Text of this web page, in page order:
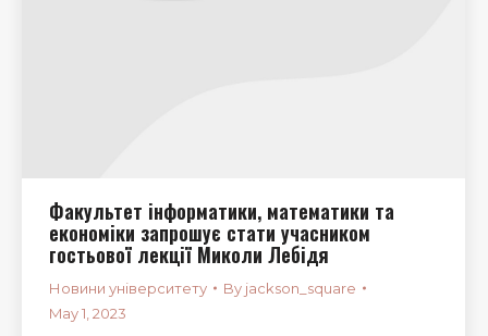
Факультет інформатики, математики та
економіки запрошує стати учасником
гостьової лекції Миколи Лебідя
Новини університету By jackson_square
May 1, 2023